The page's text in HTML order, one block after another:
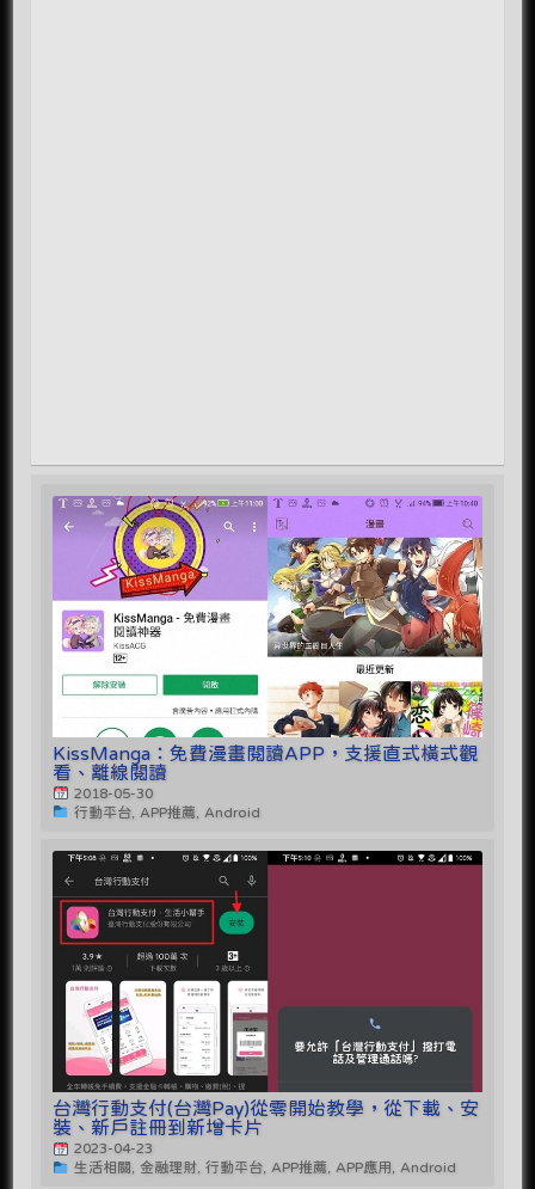
KissManga：免費漫畫閱讀APP，支援直式橫式觀
看、離線閱讀
2018-05-30
行動平台, APP推薦, Android
台灣行動支付(台灣Pay)從零開始教學，從下載、安
裝、新戶註冊到新增卡片
2023-04-23
生活相關, 金融理財, 行動平台, APP推薦, APP應用, Android